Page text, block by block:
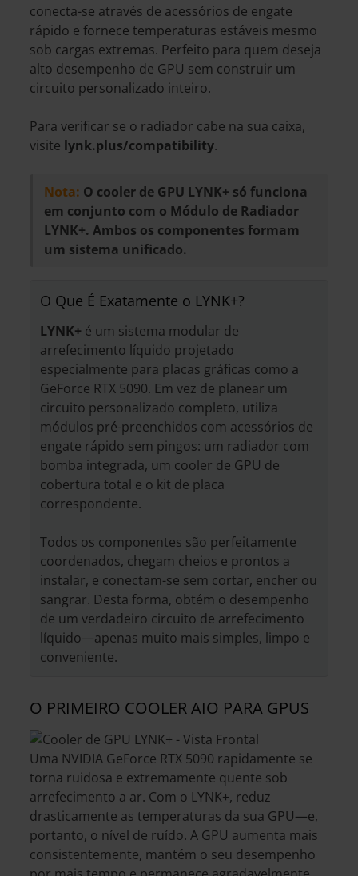
conecta-se através de acessórios de engate
rápido e fornece temperaturas estáveis mesmo
sob cargas extremas. Perfeito para quem deseja
alto desempenho de GPU sem construir um
circuito personalizado inteiro.
Para verificar se o radiador cabe na sua caixa,
visite lynk.plus/compatibility.
Nota: O cooler de GPU LYNK+ só funciona
em conjunto com o Módulo de Radiador
LYNK+. Ambos os componentes formam
um sistema unificado.
O Que É Exatamente o LYNK+?
LYNK+ é um sistema modular de
arrefecimento líquido projetado
especialmente para placas gráficas como a
GeForce RTX 5090. Em vez de planear um
circuito personalizado completo, utiliza
módulos pré-preenchidos com acessórios de
engate rápido sem pingos: um radiador com
bomba integrada, um cooler de GPU de
cobertura total e o kit de placa
correspondente.
Todos os componentes são perfeitamente
coordenados, chegam cheios e prontos a
instalar, e conectam-se sem cortar, encher ou
sangrar. Desta forma, obtém o desempenho
de um verdadeiro circuito de arrefecimento
líquido—apenas muito mais simples, limpo e
conveniente.
O PRIMEIRO COOLER AIO PARA GPUS
Uma NVIDIA GeForce RTX 5090 rapidamente se
torna ruidosa e extremamente quente sob
arrefecimento a ar. Com o LYNK+, reduz
drasticamente as temperaturas da sua GPU—e,
portanto, o nível de ruído. A GPU aumenta mais
consistentemente, mantém o seu desempenho